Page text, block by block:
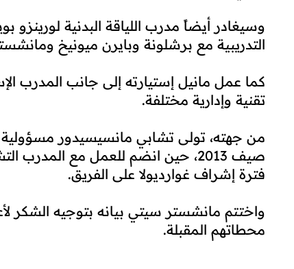
وسيغادر أيضاً مدرب اللياقة البدنية لورينزو
التدريبية مع برشلونة وبايرن ميونيخ
كما عمل مانيل إستيارته إلى جانب المدرب
تقنية وإدارية مختلفة.
من جهته، تولى تشابي مانسيسيدور
صيف 2013، حين انضم للعمل مع
فترة إشراف غوارديولا على الفريق.
واختتم مانشستر سيتي بيانه بتوجيه الشكر
محطاتهم المقبلة.